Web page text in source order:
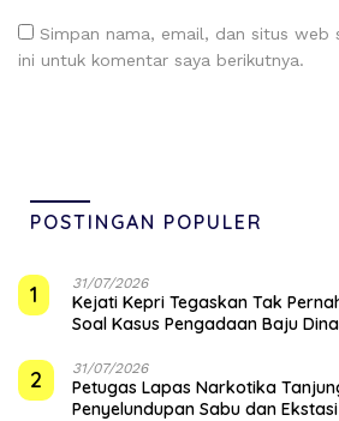
Simpan nama, email, dan situs web
ini untuk komentar saya berikutnya.
POSTINGAN POPULER
1 31/07/2026
Kejati Kepri Tegaskan Tak
Soal Kasus Pengadaan Baju
2 31/07/2026
Petugas Lapas Narkotika
Penyelundupan Sabu dan